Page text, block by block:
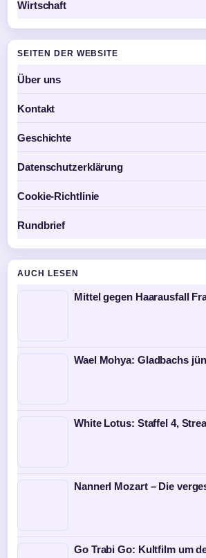
Wirtschaft
SEITEN DER WEBSITE
Über uns
Kontakt
Geschichte
Datenschutzerklärung
Cookie-Richtlinie
Rundbrief
AUCH LESEN
Mittel gegen Haarausfall
Wael Mohya: Gladbachs
White Lotus: Staffel 4,
Nannerl Mozart – Die
Go Trabi Go: Kultfilm um